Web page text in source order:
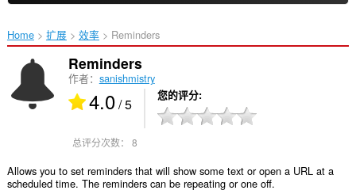
Home 扩展 效率 Reminders‎
Reminders
作者： sanishmistry
4.0/ 5 您的评分
总评分次数： 8
Allows you to set reminders that will show some text or open a URL at a
scheduled time. The reminders can be repeating or one off.